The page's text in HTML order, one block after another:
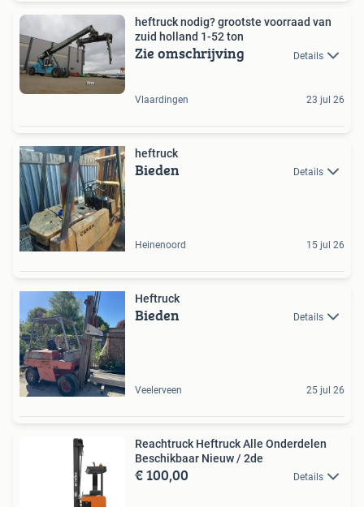
heftruck nodig? grootste voorraad van
zuid holland 1-52 ton
Zie omschrijving Details
Vlaardingen 23 jul 26
heftruck
Bieden Details
Heinenoord 15 jul 26
Heftruck
Bieden Details
Veelerveen 25 jul 26
Reachtruck Heftruck Alle Onderdelen
Beschikbaar Nieuw / 2de
€ 100,00 Details